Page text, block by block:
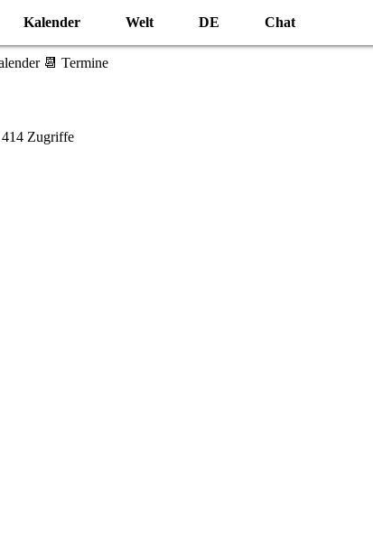
Kalender Welt DE Chat
📆 Termine
414 Zugriffe